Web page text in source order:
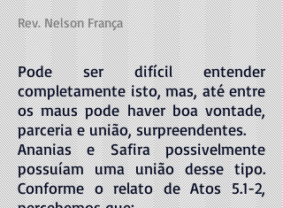
Rev. Nelson França
Pode ser difícil entender
completamente isto, mas, até entre
os maus pode haver boa vontade,
parceria e união, surpreendentes.
Ananias e Safira possivelmente
possuíam uma união desse tipo.
Conforme o relato de Atos 5.1-2,